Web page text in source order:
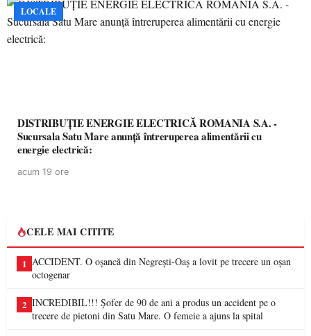
LOCALE
DISTRIBUȚIE ENERGIE ELECTRICĂ ROMANIA S.A. -
Sucursala Satu Mare anunţă întreruperea alimentării cu
energie electrică:
acum 19 ore
CELE MAI CITITE
1 ACCIDENT. O oșancă din Negrești-Oaș a lovit pe trecere un oșan
octogenar
2 INCREDIBIL!!! Șofer de 90 de ani a produs un accident pe o
trecere de pietoni din Satu Mare. O femeie a ajuns la spital